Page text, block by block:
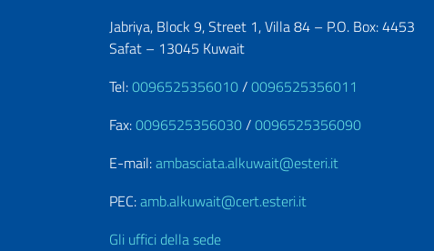
Jabriya, Block 9, Street 1, Villa 84 – P.O. Box: 4453
Safat – 13045 Kuwait
Tel:0096525356010/0096525356011
Fax:0096525356030/0096525356090
E-mail:ambasciata.alkuwait@esteri.it
PEC:amb.alkuwait@cert.esteri.it
Gli uffici della sede